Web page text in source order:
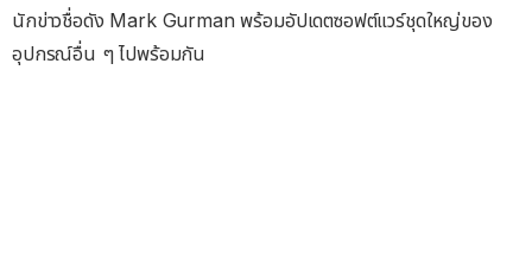
นักข่าวชื่อดัง Mark Gurman พร้อมอัปเดตซอฟต์แวร์ชุดใหญ่ของ
อุปกรณ์อื่น ๆ ไปพร้อมกัน